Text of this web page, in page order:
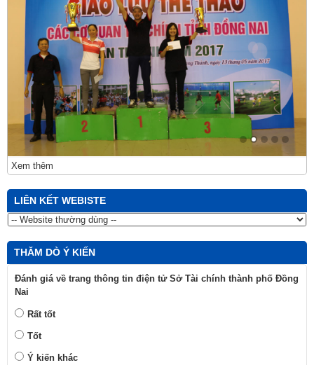
Xem thêm
LIÊN KẾT WEBISTE
THĂM DÒ Ý KIẾN
Đánh giá về trang thông tin điện tử Sở Tài chính thành phố Đồng
Nai
Rất tốt
Tốt
Ý kiến khác